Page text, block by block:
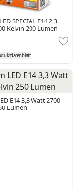
SPECIAL E14 2,3
Kelvin 200 Lumen
E14 3,3 Watt 2700
Lumen